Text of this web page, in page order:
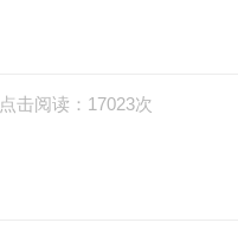
点击阅读：17023次